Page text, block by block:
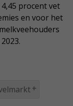
procent vet
en voor het